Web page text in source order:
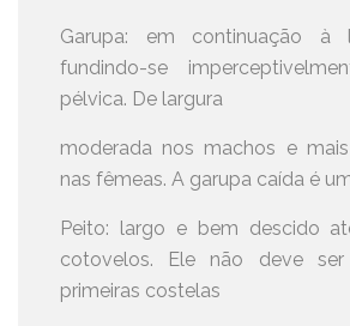
Garupa: em continuação à
fundindo-se
pélvica. De largura
moderada nos machos e
nas fêmeas. A garupa caída é
Peito: largo e bem descido
cotovelos. Ele não deve ser
primeiras costelas